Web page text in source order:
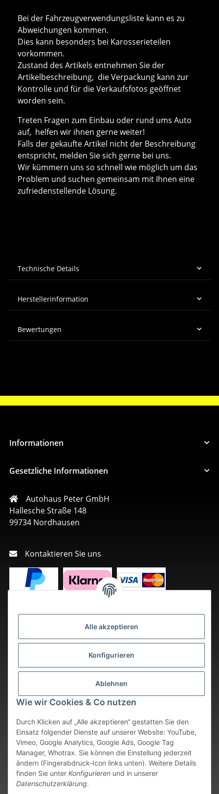
Alle akzeptieren
Konfigurieren
Ablehnen
Wie wir Cookies & Co nutzen
Durch Klicken auf „Alle akzeptieren“ gestatten Sie den
Einsatz folgender Dienste auf unserer Website: YouTube,
Vimeo, Google Analytics, Google Ads, Google Tag
Manager, Whotrax. Sie können die Einstellung jederzeit
ändern (Fingerabdruck-Icon links unten). Weitere Details
finden Sie unter Konfigurieren und in unserer
Datenschutzerklärung.
Bei der Fahrzeugverwendungsliste kann es zu
Abweichungen kommen.
Dies kann besonders bei Karosserieteilen
vorkommen.
Zustand des Artikels entnehmen Sie der
Artikelbeschreibung, die Verpackung kann zur
Kontrolle und für die Verkaufsfotos geöffnet
worden sein.
Treten Fragen zum Einbau oder rund ums Auto
auf, helfen wir ihnen gerne weiter!
Falls der gekaufte Artikel nicht der Beschreibung
entspricht, melden Sie sich gerne bei uns.
Wir kümmern uns so schnell wie möglich um das
Problem und suchen gemeinsam mit Ihnen eine
zufriedenstellende Lösung.
Technische Details
Herstellerinformation
Bewertungen
Informationen
Gesetzliche Informationen
Autohaus Peter GmbH
Hallesche Straße 148
99734 Nordhausen
Kontaktieren Sie uns
Vertrag widerrufen
* Alle Preise inkl. gesetzlicher USt., zzgl. Versand
. Bei sofort
verfügbaren Artikeln erfolgt der Versand innerhalb von 24